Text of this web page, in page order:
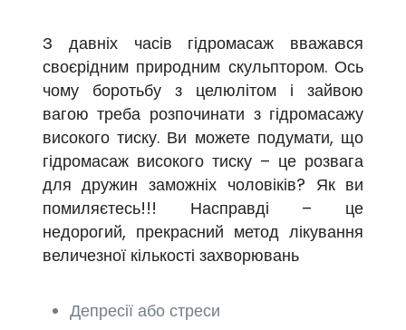
З давніх часів гідромасаж вважався
своєрідним природним скульптором. Ось
чому боротьбу з целюлітом і зайвою
вагою треба розпочинати з гідромасажу
високого тиску. Ви можете подумати, що
гідромасаж високого тиску – це розвага
для дружин заможніх чоловіків? Як ви
помиляєтесь!!! Насправді – це
недорогий, прекрасний метод лікування
величезної кількості захворювань
Депресії або стреси